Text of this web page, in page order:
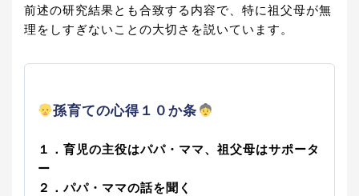
前述の研究結果とも合致する内容で、特に祖父母が無
理をしすぎないことの大切さを説いています。
孫育ての心得１０か条
１．育児の主役はパパ・ママ、祖父母はサポータ
ー
２．パパ・ママの話を聞く